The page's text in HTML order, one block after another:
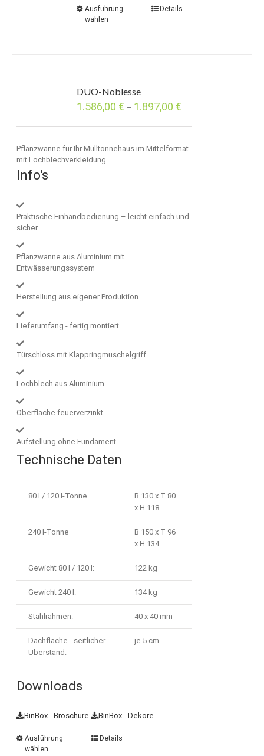
Ausführung
wählen
Details
DUO-Noblesse
1.586,00 € – 1.897,00 €
Pflanzwanne für Ihr Mülltonnehaus im Mittelformat
mit Lochblechverkleidung.
Info's
Praktische Einhandbedienung – leicht einfach und
sicher
Pflanzwanne aus Aluminium mit
Entwässerungssystem
Herstellung aus eigener Produktion
Lieferumfang - fertig montiert
Türschloss mit Klappringmuschelgriff
Lochblech aus Aluminium
Oberfläche feuerverzinkt
Aufstellung ohne Fundament
Technische Daten
80 l / 120 l-Tonne
B 130 x T 80
x H 118
240 l-Tonne
B 150 x T 96
x H 134
Gewicht 80 l / 120 l: 122 kg
Gewicht 240 l: 134 kg
Stahlrahmen: 40 x 40 mm
Dachfläche - seitlicher
Überstand:
je 5 cm
Downloads
BinBox - Broschüre BinBox - Dekore
Ausführung
wählen
Details